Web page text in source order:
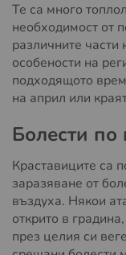
Те са много
необходимост от
различните части
особености на
подходящото
на април или
Болести по
Краставиците са
заразяване от
въздуха. Някои
открито в
през целия си